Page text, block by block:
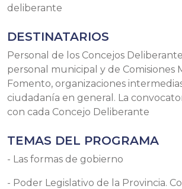
deliberante
DESTINATARIOS
Personal de los Concejos
personal municipal y de Comisiones
Fomento, organizaciones
ciudadanía en general. La
con cada Concejo Deliberante
TEMAS DEL PROGRAMA
- Las formas de gobierno
- Poder Legislativo de la Provincia.